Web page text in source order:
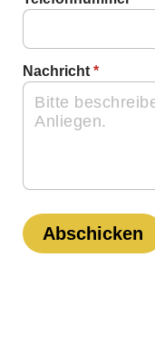
Nachricht *
Abschicken